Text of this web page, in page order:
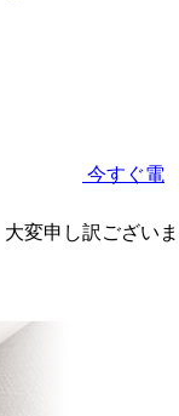
今すぐ電
変申し訳ございま